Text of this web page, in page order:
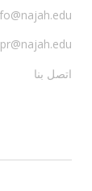
pr@najah.edu
اتصل بنا